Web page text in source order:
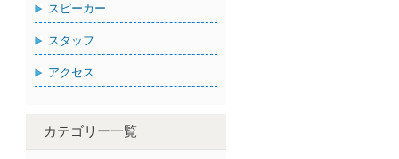
スピーカー
スタッフ
アクセス
カテゴリー一覧